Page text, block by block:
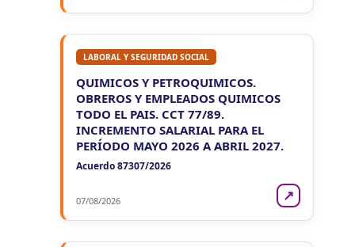
LABORAL Y SEGURIDAD SOCIAL
QUIMICOS Y PETROQUIMICOS.
OBREROS Y EMPLEADOS QUIMICOS
TODO EL PAIS. CCT 77/89.
INCREMENTO SALARIAL PARA EL
PERÍODO MAYO 2026 A ABRIL 2027.
Acuerdo 87307/2026
07/08/2026 ↗